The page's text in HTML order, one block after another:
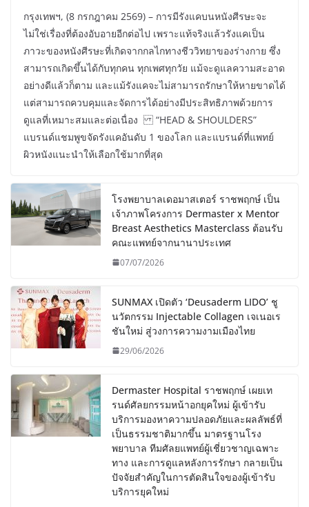
กรุงเทพฯ, (8 กรกฎาคม 2569) – การมีรังแคบนหนังศีรษะจะ
ไม่ใช่เรื่องที่ต้องอับอายอีกต่อไป เพราะแท้จริงแล้วรังแคเป็น
ภาวะของหนังศีรษะที่เกิดจากกลไกทางชีววิทยาของร่างกาย ซึ่ง
สามารถเกิดขึ้นได้กับทุกคน ทุกเพศทุกวัย แม้จะดูแลความสะอาด
อย่างดีแล้วก็ตาม และแม้รังแคจะไม่สามารถรักษาให้หายขาดได้
แต่สามารถควบคุมและจัดการได้อย่างมีประสิทธิภาพด้วยการ
ดูแลที่เหมาะสมและต่อเนื่อง “HEAD & SHOULDERS”
แบรนด์แชมพูขจัดรังแคอันดับ 1 ของโลก และแบรนด์ที่แพทย์
ผิวหนังแนะนำให้เลือกใช้มากที่สุด
โรงพยาบาลเดอมาสเตอร์ ราชพฤกษ์ เป็น
เจ้าภาพโครงการ Dermaster x Mentor
Breast Aesthetics Masterclass ต้อนรับ
คณะแพทย์จากนานาประเทศ
07/07/2026
SUNMAX เปิดตัว ‘Deusaderm LIDO’ ชู
นวัตกรรม Injectable Collagen เจเนอเร
ชันใหม่ สู่วงการความงามเมืองไทย
29/06/2026
Dermaster Hospital ราชพฤกษ์ เผยเท
รนด์ศัลยกรรมหน้าอกยุคใหม่ ผู้เข้ารับ
บริการมองหาความปลอดภัยและผลลัพธ์ที่
เป็นธรรมชาติมากขึ้น มาตรฐานโรง
พยาบาล ทีมศัลยแพทย์ผู้เชี่ยวชาญเฉพาะ
ทาง และการดูแลหลังการรักษา กลายเป็น
ปัจจัยสำคัญในการตัดสินใจของผู้เข้ารับ
บริการยุคใหม่